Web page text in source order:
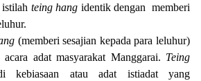
teing hang identik dengan memberi
(memberi sesajian kepada para leluhur)
adat masyarakat Manggarai. Teing
kebiasaan atau adat istiadat yang